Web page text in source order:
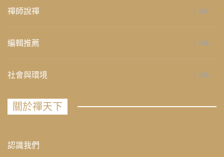
禪師說禪 267
編輯推薦 236
社會與環境 235
關於禪天下
認識我們